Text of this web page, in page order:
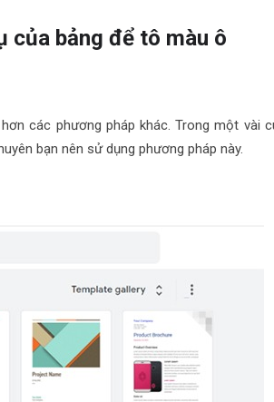
của bảng để tô màu ô
các phương pháp khác. Trong một vài
bạn nên sử dụng phương pháp này.